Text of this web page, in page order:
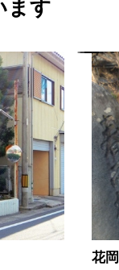
ます
花